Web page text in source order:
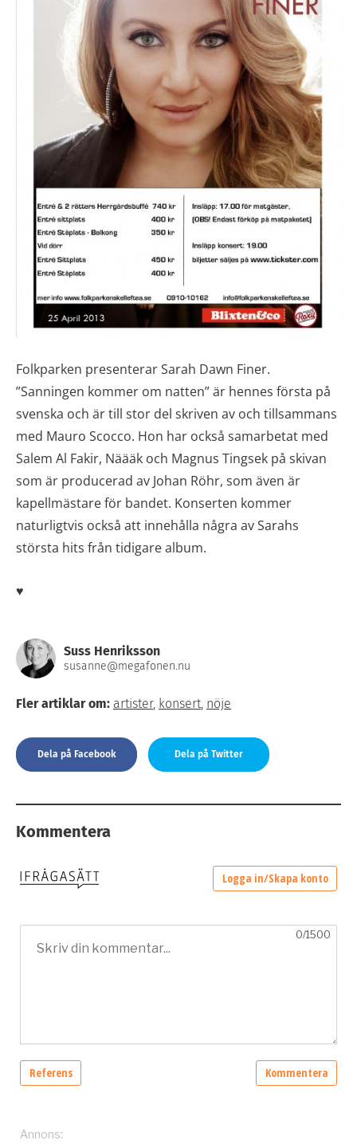
Folkparken presenterar Sarah Dawn Finer.
”Sanningen kommer om natten” är hennes första på
svenska och är till stor del skriven av och tillsammans
med Mauro Scocco. Hon har också samarbetat med
Salem Al Fakir, Näääk och Magnus Tingsek på skivan
som är producerad av Johan Röhr, som även är
kapellmästare för bandet. Konserten kommer
naturligtvis också att innehålla några av Sarahs
största hits från tidigare album.
♥
Suss Henriksson
susanne@megafonen.nu
Fler artiklar om: artister, konsert, nöje
Dela på Facebook Dela på Twitter
Kommentera